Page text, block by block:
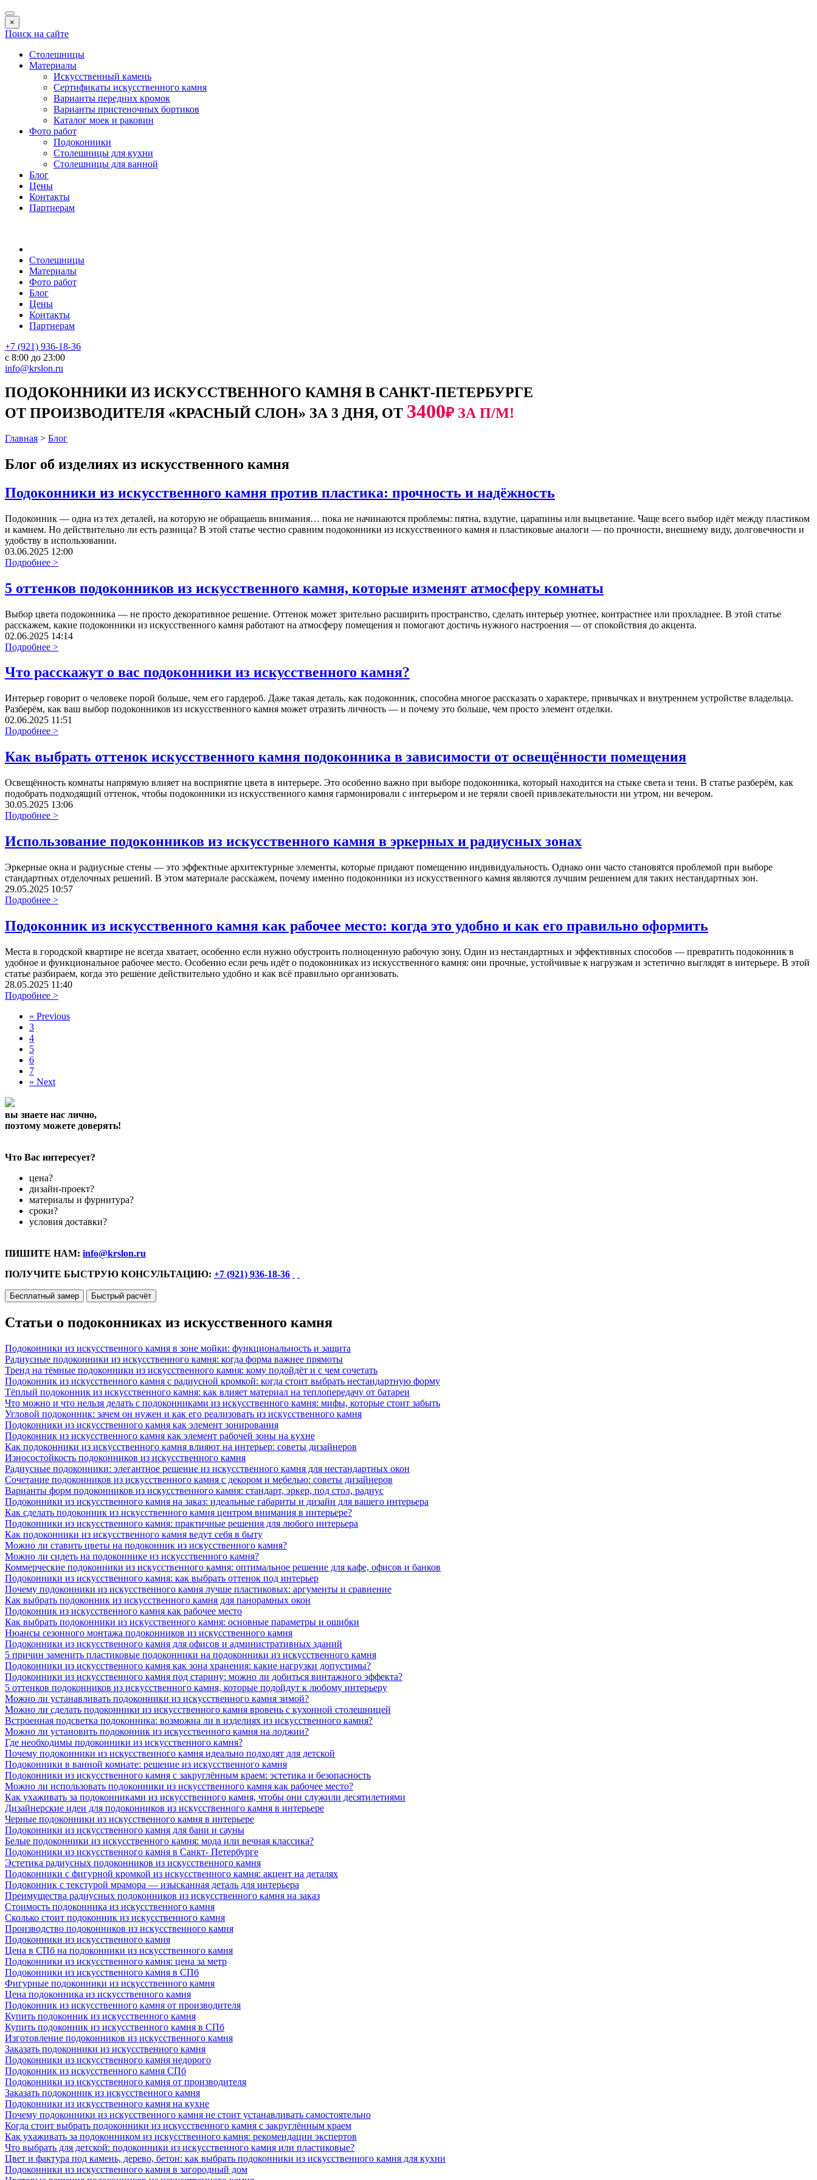
×
Поиск на сайте
Столешницы
Материалы
Искусственный камень
Сертификаты искусственного камня
Варианты передних кромок
Варианты пристеночных бортиков
Каталог моек и раковин
Фото работ
Подоконники
Столешницы для кухни
Столешницы для ванной
Блог
Цены
Контакты
Партнерам
Столешницы
Материалы
Фото работ
Блог
Цены
Контакты
Партнерам
+7 (921) 936-18-36
с 8:00 до 23:00
info@krslon.ru
ПОДОКОННИКИ ИЗ ИСКУССТВЕННОГО КАМНЯ В САНКТ-ПЕТЕРБУРГЕ
ОТ ПРОИЗВОДИТЕЛЯ «КРАСНЫЙ СЛОН» ЗА 3 ДНЯ, ОТ 3400₽ ЗА П/М!
Главная > Блог
Блог об изделиях из искусственного камня
Подоконники из искусственного камня против пластика: прочность и надёжность
Подоконник — одна из тех деталей, на которую не обращаешь внимания… пока не начинаются проблемы: пятна, вздутие, царапины или выцветание. Чаще всего выбор идёт между пластиком
и камнем. Но действительно ли есть разница? В этой статье честно сравним подоконники из искусственного камня и пластиковые аналоги — по прочности, внешнему виду, долговечности и
удобству в использовании.
03.06.2025 12:00
Подробнее >
5 оттенков подоконников из искусственного камня, которые изменят атмосферу комнаты
Выбор цвета подоконника — не просто декоративное решение. Оттенок может зрительно расширить пространство, сделать интерьер уютнее, контрастнее или прохладнее. В этой статье
расскажем, какие подоконники из искусственного камня работают на атмосферу помещения и помогают достичь нужного настроения — от спокойствия до акцента.
02.06.2025 14:14
Подробнее >
Что расскажут о вас подоконники из искусственного камня?
Интерьер говорит о человеке порой больше, чем его гардероб. Даже такая деталь, как подоконник, способна многое рассказать о характере, привычках и внутреннем устройстве владельца.
Разберём, как ваш выбор подоконников из искусственного камня может отразить личность — и почему это больше, чем просто элемент отделки.
02.06.2025 11:51
Подробнее >
Как выбрать оттенок искусственного камня подоконника в зависимости от освещённости помещения
Освещённость комнаты напрямую влияет на восприятие цвета в интерьере. Это особенно важно при выборе подоконника, который находится на стыке света и тени. В статье разберём, как
подобрать подходящий оттенок, чтобы подоконники из искусственного камня гармонировали с интерьером и не теряли своей привлекательности ни утром, ни вечером.
30.05.2025 13:06
Подробнее >
Использование подоконников из искусственного камня в эркерных и радиусных зонах
Эркерные окна и радиусные стены — это эффектные архитектурные элементы, которые придают помещению индивидуальность. Однако они часто становятся проблемой при выборе
стандартных отделочных решений. В этом материале расскажем, почему именно подоконники из искусственного камня являются лучшим решением для таких нестандартных зон.
29.05.2025 10:57
Подробнее >
Подоконник из искусственного камня как рабочее место: когда это удобно и как его правильно оформить
Места в городской квартире не всегда хватает, особенно если нужно обустроить полноценную рабочую зону. Один из нестандартных и эффективных способов — превратить подоконник в
удобное и функциональное рабочее место. Особенно если речь идёт о подоконниках из искусственного камня: они прочные, устойчивые к нагрузкам и эстетично выглядят в интерьере. В этой
статье разбираем, когда это решение действительно удобно и как всё правильно организовать.
28.05.2025 11:40
Подробнее >
« Previous
3
4
5
6
7
» Next
вы знаете нас лично,
поэтому можете доверять!
Что Вас интересует?
цена?
дизайн-проект?
материалы и фурнитура?
сроки?
условия доставки?
ПИШИТЕ НАМ: info@krslon.ru
ПОЛУЧИТЕ БЫСТРУЮ КОНСУЛЬТАЦИЮ: +7 (921) 936-18-36
Бесплатный замер Быстрый расчёт
Статьи о подоконниках из искусственного камня
Подоконники из искусственного камня в зоне мойки: функциональность и защита
Радиусные подоконники из искусственного камня: когда форма важнее прямоты
Тренд на тёмные подоконники из искусственного камня: кому подойдёт и с чем сочетать
Подоконник из искусственного камня с радиусной кромкой: когда стоит выбрать нестандартную форму
Тёплый подоконник из искусственного камня: как влияет материал на теплопередачу от батареи
Что можно и что нельзя делать с подоконниками из искусственного камня: мифы, которые стоит забыть
Угловой подоконник: зачем он нужен и как его реализовать из искусственного камня
Подоконники из искусственного камня как элемент зонирования
Подоконник из искусственного камня как элемент рабочей зоны на кухне
Как подоконники из искусственного камня влияют на интерьер: советы дизайнеров
Износостойкость подоконников из искусственного камня
Радиусные подоконники: элегантное решение из искусственного камня для нестандартных окон
Сочетание подоконников из искусственного камня с декором и мебелью: советы дизайнеров
Варианты форм подоконников из искусственного камня: стандарт, эркер, под стол, радиус
Подоконники из искусственного камня на заказ: идеальные габариты и дизайн для вашего интерьера
Как сделать подоконник из искусственного камня центром внимания в интерьере?
Подоконники из искусственного камня: практичные решения для любого интерьера
Как подоконники из искусственного камня ведут себя в быту
Можно ли ставить цветы на подоконник из искусственного камня?
Можно ли сидеть на подоконнике из искусственного камня?
Коммерческие подоконники из искусственного камня: оптимальное решение для кафе, офисов и банков
Подоконники из искусственного камня: как выбрать оттенок под интерьер
Почему подоконники из искусственного камня лучше пластиковых: аргументы и сравнение
Как выбрать подоконник из искусственного камня для панорамных окон
Подоконник из искусственного камня как рабочее место
Как выбрать подоконники из искусственного камня: основные параметры и ошибки
Нюансы сезонного монтажа подоконников из искусственного камня
Подоконники из искусственного камня для офисов и административных зданий
5 причин заменить пластиковые подоконники на подоконники из искусственного камня
Подоконники из искусственного камня как зона хранения: какие нагрузки допустимы?
Подоконники из искусственного камня под старину: можно ли добиться винтажного эффекта?
5 оттенков подоконников из искусственного камня, которые подойдут к любому интерьеру
Можно ли устанавливать подоконники из искусственного камня зимой?
Можно ли сделать подоконники из искусственного камня вровень с кухонной столешницей
Встроенная подсветка подоконника: возможна ли в изделиях из искусственного камня?
Можно ли установить подоконник из искусственного камня на лоджии?
Где необходимы подоконники из искусственного камня?
Почему подоконники из искусственного камня идеально подходят для детской
Подоконники в ванной комнате: решение из искусственного камня
Подоконники из искусственного камня с закруглённым краем: эстетика и безопасность
Можно ли использовать подоконники из искусственного камня как рабочее место?
Как ухаживать за подоконниками из искусственного камня, чтобы они служили десятилетиями
Дизайнерские идеи для подоконников из искусственного камня в интерьере
Черные подоконники из искусственного камня в интерьере
Подоконники из искусственного камня для бани и сауны
Белые подоконники из искусственного камня: мода или вечная классика?
Подоконники из искусственного камня в Санкт- Петербурге
Эстетика радиусных подоконников из искусственного камня
Подоконники с фигурной кромкой из искусственного камня: акцент на деталях
Подоконник с текстурой мрамора — изысканная деталь для интерьера
Преимущества радиусных подоконников из искусственного камня на заказ
Стоимость подоконника из искусственного камня
Сколько стоит подоконник из искусственного камня
Производство подоконников из искусственного камня
Подоконники из искусственного камня
Цена в СПб на подоконники из искусственного камня
Подоконники из искусственного камня: цена за метр
Подоконники из искусственного камня в СПб
Фигурные подоконники из искусственного камня
Цена подоконника из искусственного камня
Подоконник из искусственного камня от производителя
Купить подоконник из искусственного камня
Купить подоконник из искусственного камня в СПб
Изготовление подоконников из искусственного камня
Заказать подоконники из искусственного камня
Подоконники из искусственного камня недорого
Подоконник из искусственного камня СПб
Подоконники из искусственного камня от производителя
Заказать подоконник из искусственного камня
Подоконники из искусственного камня на кухне
Почему подоконники из искусственного камня не стоит устанавливать самостоятельно
Когда стоит выбрать подоконники из искусственного камня с закруглённым краем
Как ухаживать за подоконником из искусственного камня: рекомендации экспертов
Что выбрать для детской: подоконники из искусственного камня или пластиковые?
Цвет и фактура под камень, дерево, бетон: как выбрать подоконники из искусственного камня для кухни
Подоконники из искусственного камня в загородный дом